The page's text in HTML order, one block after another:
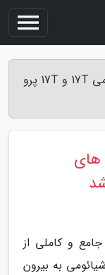
مشخصات فنی و قیمت گوشی های شیائومی 17T و 17T پرو
و کاملی از
به بیرون